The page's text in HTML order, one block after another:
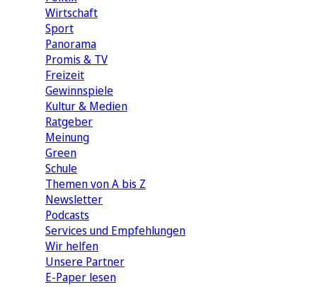
Wirtschaft
Sport
Panorama
Promis & TV
Freizeit
Gewinnspiele
Kultur & Medien
Ratgeber
Meinung
Green
Schule
Themen von A bis Z
Newsletter
Podcasts
Services und Empfehlungen
Wir helfen
Unsere Partner
E-Paper lesen